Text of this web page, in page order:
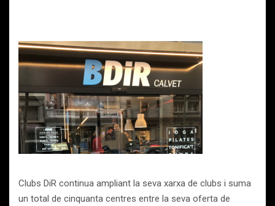
Clubs DiR continua ampliant la seva xarxa de clubs i suma
un total de cinquanta centres entre la seva oferta de